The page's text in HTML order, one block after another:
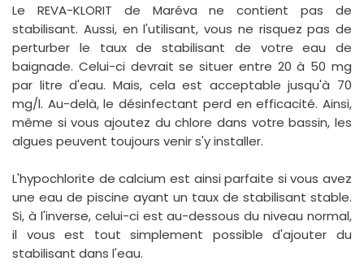
Le REVA-KLORIT de Maréva ne contient pas de
stabilisant. Aussi, en l'utilisant, vous ne risquez pas de
perturber le taux de stabilisant de votre eau de
baignade. Celui-ci devrait se situer entre 20 à 50 mg
par litre d'eau. Mais, cela est acceptable jusqu'à 70
mg/l. Au-delà, le désinfectant perd en efficacité. Ainsi,
même si vous ajoutez du chlore dans votre bassin, les
algues peuvent toujours venir s'y installer.
L'hypochlorite de calcium est ainsi parfaite si vous avez
une eau de piscine ayant un taux de stabilisant stable.
Si, à l'inverse, celui-ci est au-dessous du niveau normal,
il vous est tout simplement possible d'ajouter du
stabilisant dans l'eau.